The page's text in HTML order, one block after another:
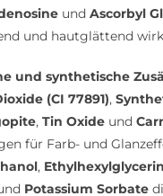
undAscorbyl
und hautglättend
und synthetische
(CI 77891),
,Tin Oxide und
für Farb- und
,
Potassium Sorbate